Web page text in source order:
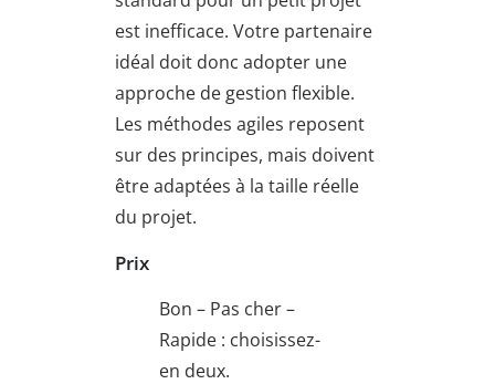
est inefficace. Votre partenaire
idéal doit donc adopter une
approche de gestion flexible.
Les méthodes agiles reposent
sur des principes, mais doivent
être adaptées à la taille réelle
du projet.
Prix
Bon – Pas cher –
Rapide : choisissez-
en deux.